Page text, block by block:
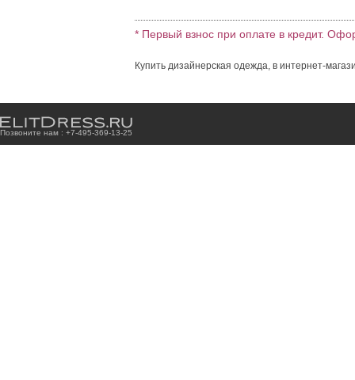
* Первый взнос при оплате в кредит.
Купить дизайнерская одежда, в интернет-
Позвоните нам : +7-495-369-13-25